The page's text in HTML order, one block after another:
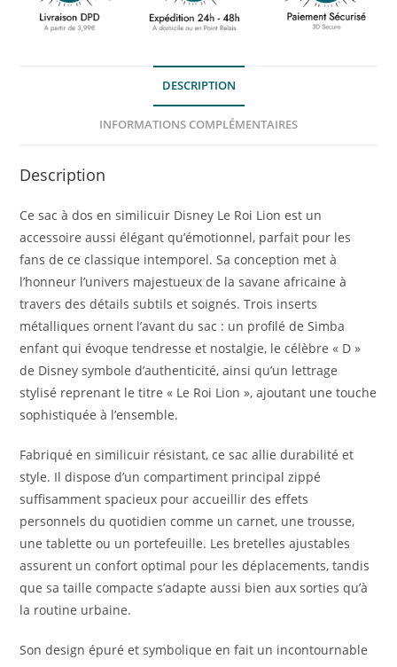
DESCRIPTION
INFORMATIONS COMPLÉMENTAIRES
Description
Ce sac à dos en similicuir Disney Le Roi Lion est un
accessoire aussi élégant qu’émotionnel, parfait pour les
fans de ce classique intemporel. Sa conception met à
l’honneur l’univers majestueux de la savane africaine à
travers des détails subtils et soignés. Trois inserts
métalliques ornent l’avant du sac : un profilé de Simba
enfant qui évoque tendresse et nostalgie, le célèbre « D »
de Disney symbole d’authenticité, ainsi qu’un lettrage
stylisé reprenant le titre « Le Roi Lion », ajoutant une touche
sophistiquée à l’ensemble.
Fabriqué en similicuir résistant, ce sac allie durabilité et
style. Il dispose d’un compartiment principal zippé
suffisamment spacieux pour accueillir des effets
personnels du quotidien comme un carnet, une trousse,
une tablette ou un portefeuille. Les bretelles ajustables
assurent un confort optimal pour les déplacements, tandis
que sa taille compacte s’adapte aussi bien aux sorties qu’à
la routine urbaine.
Son design épuré et symbolique en fait un incontournable